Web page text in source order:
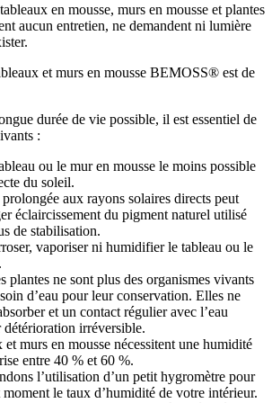
en mousse, murs en mousse et plantes
aucun entretien, ne demandent ni lumière
et murs en mousse BEMOSS® est de
durée de vie possible, il est essentiel de
:
ou le mur en mousse le moins possible
du soleil.
aux rayons solaires directs peut
éclaircissement du pigment naturel utilisé
de stabilisation.
vaporiser ni humidifier le tableau ou le
plantes ne sont plus des organismes vivants
d’eau pour leur conservation. Elles ne
et un contact régulier avec l’eau
détérioration irréversible.
murs en mousse nécessitent une humidité
entre 40 % et 60 %.
l’utilisation d’un petit hygromètre pour
le taux d’humidité de votre intérieur.